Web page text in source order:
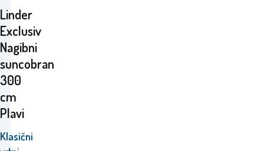
Linder
Exclusiv
Nagibni
suncobran
300
cm
Plavi
Klasični